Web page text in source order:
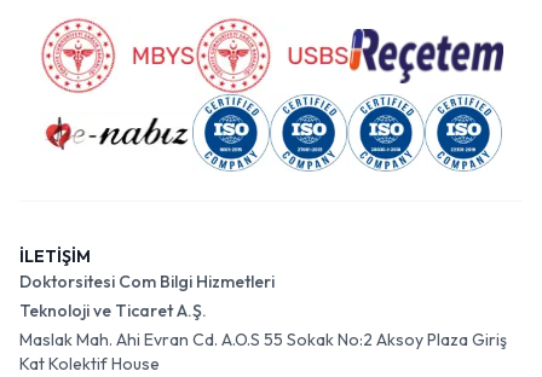
İLETİŞİM
Doktorsitesi Com Bilgi Hizmetleri
Teknoloji ve Ticaret A.Ş.
Maslak Mah. Ahi Evran Cd. A.O.S 55 Sokak No:2 Aksoy Plaza Giriş
Kat Kolektif House